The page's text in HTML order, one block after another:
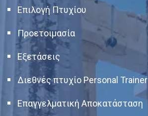
Επιλογή Πτυχίου
Προετοιμασία
Εξετάσεις
Διεθνές πτυχίο Personal Trainer
Επαγγελματική Αποκατάσταση